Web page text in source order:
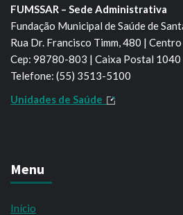
FUMSSAR – Sede Administrativa
Fundação Municipal de Saúde de
Rua Dr. Francisco Timm, 480 | Centro
Cep: 98780-803 | Caixa Postal 1040
Telefone: (55) 3513-5100
Unidades de Saúde
Menu
Início